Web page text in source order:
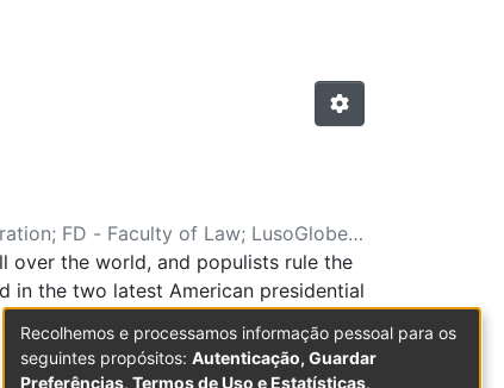
; FD - Faculty of Law; LusoGlobe-
over the world, and populists rule the
in the two latest American presidential
the European Union, after a long
trying to reach the power, and they
the large flow of refugees and
Recolhemos e processamos informação pessoal para os
seguintes propósitos: Autenticação, Guardar
Preferências, Termos de Uso e Estatísticas.